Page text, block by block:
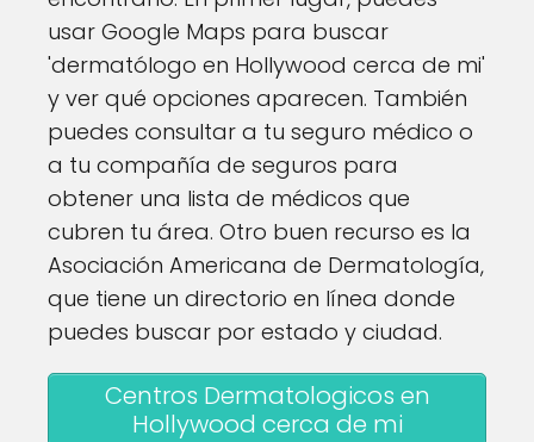
usar Google Maps para buscar
'dermatólogo en Hollywood cerca de mi'
y ver qué opciones aparecen. También
puedes consultar a tu seguro médico o
a tu compañía de seguros para
obtener una lista de médicos que
cubren tu área. Otro buen recurso es la
Asociación Americana de Dermatología,
que tiene un directorio en línea donde
puedes buscar por estado y ciudad.
Centros Dermatologicos en
Hollywood cerca de mi